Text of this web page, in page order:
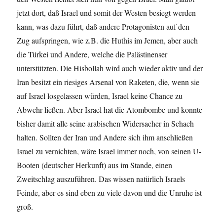
jetzt dort, daß Israel und somit der Westen besiegt werden
kann, was dazu führt, daß andere Protagonisten auf den
Zug aufspringen, wie z.B. die Huthis im Jemen, aber auch
die Türkei und Andere, welche die Palästinenser
unterstützten. Die Hisbollah wird auch wieder aktiv und der
Iran besitzt ein riesiges Arsenal von Raketen, die, wenn sie
auf Israel losgelassen würden, Israel keine Chance zu
Abwehr ließen. Aber Israel hat die Atombombe und konnte
bisher damit alle seine arabischen Widersacher in Schach
halten. Sollten der Iran und Andere sich ihm anschließen
Israel zu vernichten, wäre Israel immer noch, von seinen U-
Booten (deutscher Herkunft) aus im Stande, einen
Zweitschlag auszuführen. Das wissen natürlich Israels
Feinde, aber es sind eben zu viele davon und die Unruhe ist
groß.